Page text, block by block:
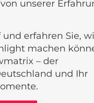
unserer
erfahren Sie,
machen
– der
und Ihr